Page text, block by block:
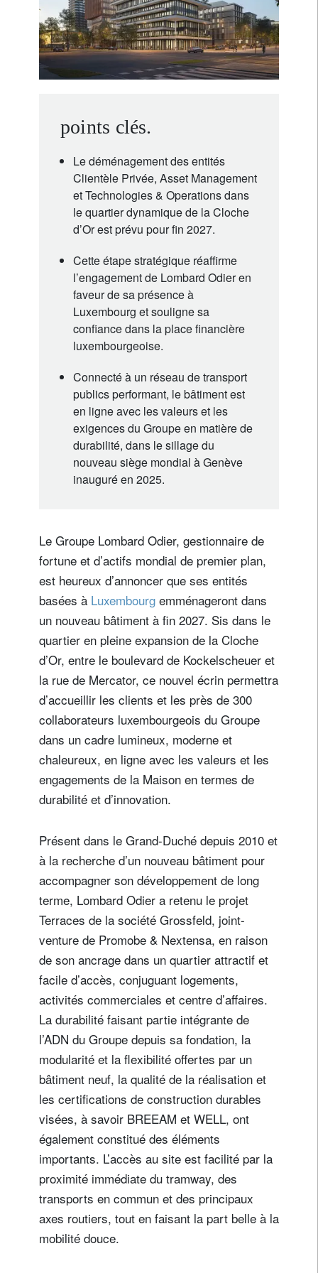
points clés.
Le déménagement des entités
Clientèle Privée, Asset Management
et Technologies & Operations dans
le quartier dynamique de la Cloche
d’Or est prévu pour fin 2027.
Cette étape stratégique réaffirme
l’engagement de Lombard Odier en
faveur de sa présence à
Luxembourg et souligne sa
confiance dans la place financière
luxembourgeoise.
Connecté à un réseau de transport
publics performant, le bâtiment est
en ligne avec les valeurs et les
exigences du Groupe en matière de
durabilité, dans le sillage du
nouveau siège mondial à Genève
inauguré en 2025.
Le Groupe Lombard Odier, gestionnaire de
fortune et d’actifs mondial de premier plan,
est heureux d’annoncer que ses entités
basées à Luxembourg emménageront dans
un nouveau bâtiment à fin 2027. Sis dans le
quartier en pleine expansion de la Cloche
d’Or, entre le boulevard de Kockelscheuer et
la rue de Mercator, ce nouvel écrin permettra
d’accueillir les clients et les près de 300
collaborateurs luxembourgeois du Groupe
dans un cadre lumineux, moderne et
chaleureux, en ligne avec les valeurs et les
engagements de la Maison en termes de
durabilité et d’innovation.
Présent dans le Grand-Duché depuis 2010 et
à la recherche d’un nouveau bâtiment pour
accompagner son développement de long
terme, Lombard Odier a retenu le projet
Terraces de la société Grossfeld, joint-
venture de Promobe & Nextensa, en raison
de son ancrage dans un quartier attractif et
facile d’accès, conjuguant logements,
activités commerciales et centre d’affaires.
La durabilité faisant partie intégrante de
l’ADN du Groupe depuis sa fondation, la
modularité et la flexibilité offertes par un
bâtiment neuf, la qualité de la réalisation et
les certifications de construction durables
visées, à savoir BREEAM et WELL, ont
également constitué des éléments
importants. L’accès au site est facilité par la
proximité immédiate du tramway, des
transports en commun et des principaux
axes routiers, tout en faisant la part belle à la
mobilité douce.